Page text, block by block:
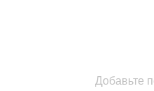
Добавьте